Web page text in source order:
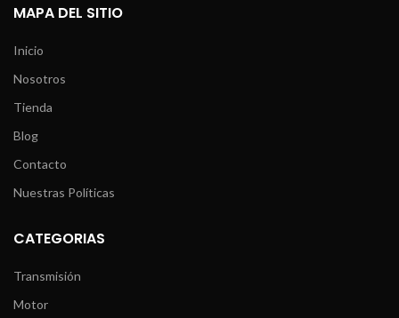
MAPA DEL SITIO
Inicio
Nosotros
Tienda
Blog
Contacto
Nuestras Políticas
CATEGORIAS
Transmisión
Motor